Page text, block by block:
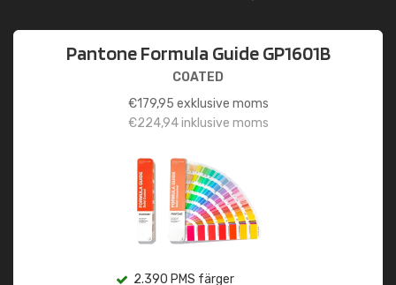
Pantone Formula Guide GP1601B
COATED
€179,95 exklusive moms
€224,94inklusive moms
2.390 PMS färger